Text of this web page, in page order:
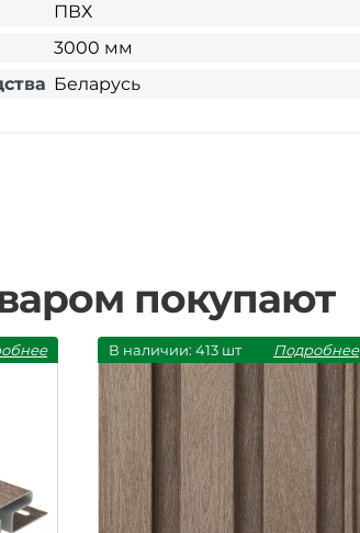
ПВХ
3000 мм
Беларусь
покупают
В наличии: 413 шт Подробнее